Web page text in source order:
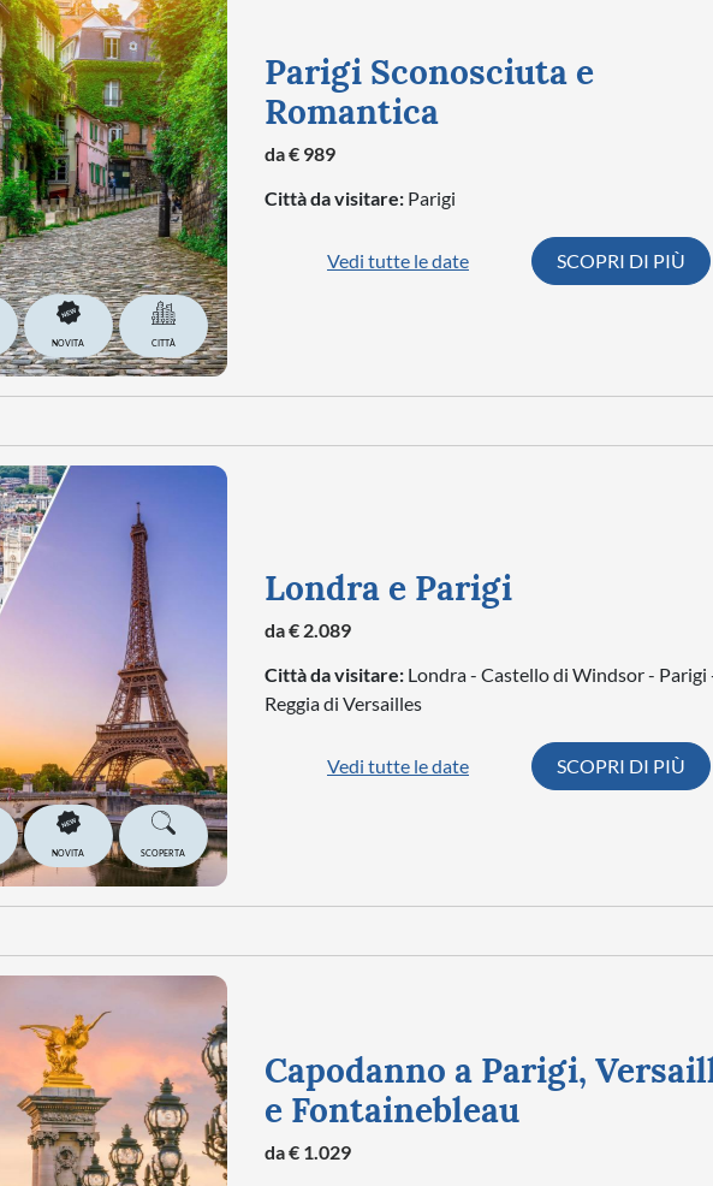
NOVITA CITTÀ
Parigi Sconosciuta e
Romantica
da € 989
Città da visitare: Parigi
Vedi tutte le date SCOPRI DI PIÙ
NOVITA SCOPERTA
Londra e Parigi
da € 2.089
Città da visitare: Londra - Castello di Windsor - Parigi
Reggia di Versailles
Vedi tutte le date SCOPRI DI PIÙ
Capodanno a Parigi,
e Fontainebleau
da € 1.029